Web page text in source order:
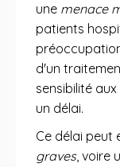
une menace
patients
d'un
sensibilité
un délai.
Ce délai peut
graves, voire